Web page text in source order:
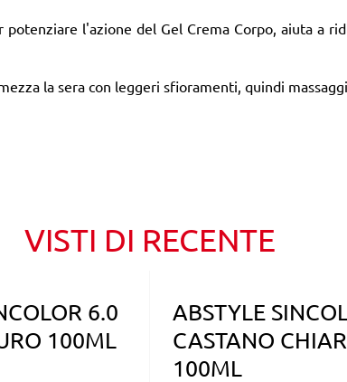
l'azione del Gel Crema Corpo, aiuta a
la sera con leggeri sfioramenti, quindi
VISTI DI RECENTE
6.0
100ML
ABSTYLE
CASTANO
100ML